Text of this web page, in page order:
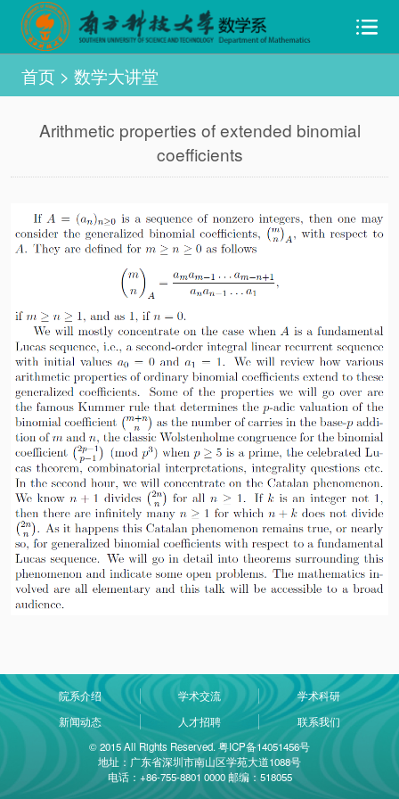
首页> 数学大讲堂
Arithmetic properties of extended binomial
coefficients
院系介绍 学术交流
学术科研
新闻动态
人才招聘
联系我们
© 2015 All Rights Reserved. 粤ICP备14051456号
地址：广东省深圳市南山区学苑大道1088号
电话：+86-755-8801 0000 邮编：518055